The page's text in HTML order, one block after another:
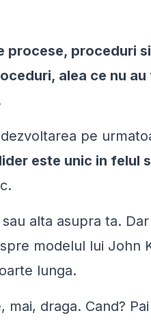
procese, proceduri
alea ce nu
pe
este unic in felul
alta asupra ta.
modelul lui John
lunga.
draga. Cand?